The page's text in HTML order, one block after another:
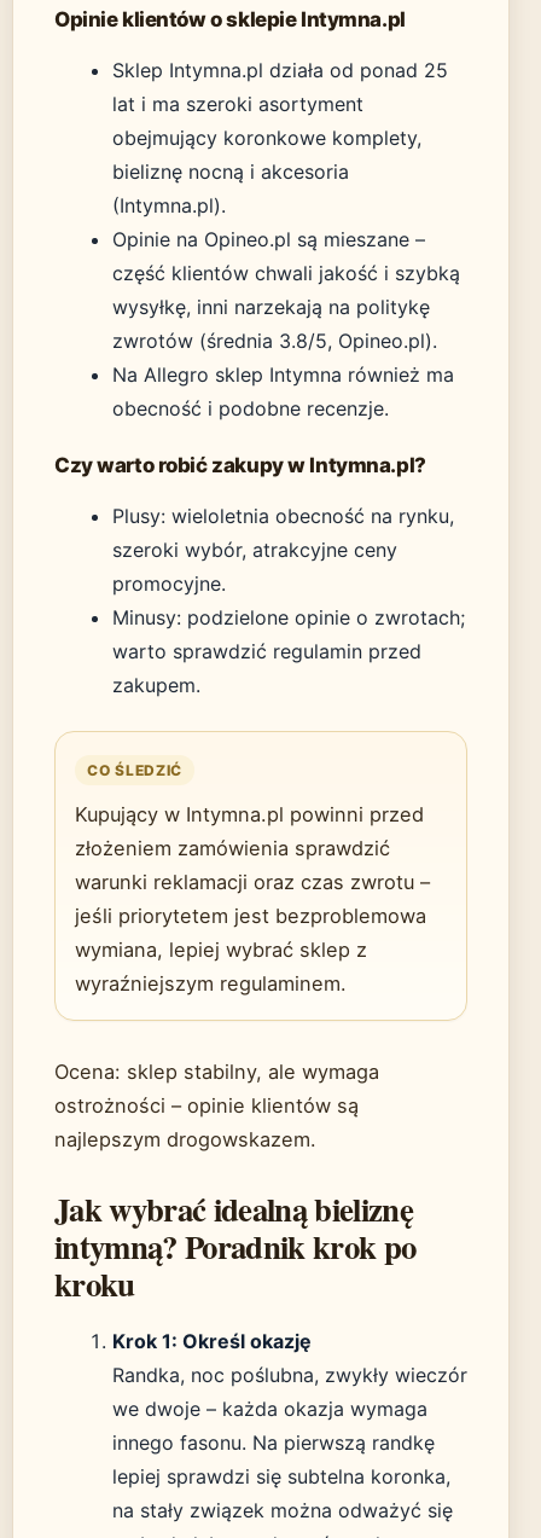
Opinie klientów o sklepie Intymna.pl
Sklep Intymna.pl działa od ponad 25
lat i ma szeroki asortyment
obejmujący koronkowe komplety,
bieliznę nocną i akcesoria
(Intymna.pl).
Opinie na Opineo.pl są mieszane –
część klientów chwali jakość i szybką
wysyłkę, inni narzekają na politykę
zwrotów (średnia 3.8/5, Opineo.pl).
Na Allegro sklep Intymna również ma
obecność i podobne recenzje.
Czy warto robić zakupy w Intymna.pl?
Plusy: wieloletnia obecność na rynku,
szeroki wybór, atrakcyjne ceny
promocyjne.
Minusy: podzielone opinie o zwrotach;
warto sprawdzić regulamin przed
zakupem.
CO ŚLEDZIĆ
Kupujący w Intymna.pl powinni przed
złożeniem zamówienia sprawdzić
warunki reklamacji oraz czas zwrotu –
jeśli priorytetem jest bezproblemowa
wymiana, lepiej wybrać sklep z
wyraźniejszym regulaminem.
Ocena: sklep stabilny, ale wymaga
ostrożności – opinie klientów są
najlepszym drogowskazem.
Jak wybrać idealną bieliznę
intymną? Poradnik krok po
kroku
Krok 1: Określ okazję
Randka, noc poślubna, zwykły wieczór
we dwoje – każda okazja wymaga
innego fasonu. Na pierwszą randkę
lepiej sprawdzi się subtelna koronka,
na stały związek można odważyć się